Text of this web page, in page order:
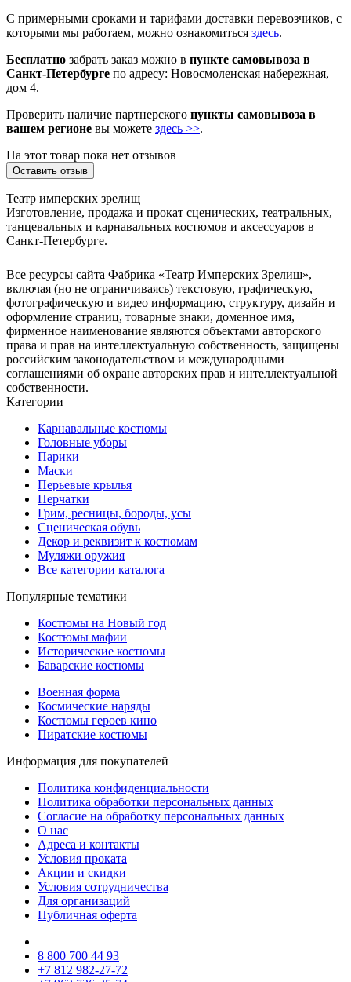
С примерными сроками и тарифами доставки перевозчиков, с
которыми мы работаем, можно ознакомиться здесь.
Бесплатно забрать заказ можно в пункте самовывоза в
Санкт-Петербурге по адресу: Новосмоленская набережная,
дом 4.
Проверить наличие партнерского пункты самовывоза в
вашем регионе вы можете здесь >>.
На этот товар пока нет отзывов
Оставить отзыв
Театр имперских зрелищ
Изготовление, продажа и прокат сценических, театральных,
танцевальных и карнавальных костюмов и аксессуаров в
Санкт-Петербурге.
Все ресурсы сайта Фабрика «Театр Имперских Зрелищ»,
включая (но не ограничиваясь) текстовую, графическую,
фотографическую и видео информацию, структуру, дизайн и
оформление страниц, товарные знаки, доменное имя,
фирменное наименование являются объектами авторского
права и прав на интеллектуальную собственность, защищены
российским законодательством и международными
соглашениями об охране авторских прав и интеллектуальной
собственности.
Категории
Карнавальные костюмы
Головные уборы
Парики
Маски
Перьевые крылья
Перчатки
Грим, ресницы, бороды, усы
Сценическая обувь
Декор и реквизит к костюмам
Муляжи оружия
Все категории каталога
Популярные тематики
Костюмы на Новый год
Костюмы мафии
Исторические костюмы
Баварские костюмы
Военная форма
Космические наряды
Костюмы героев кино
Пиратские костюмы
Информация для покупателей
Политика конфиденциальности
Политика обработки персональных данных
Согласие на обработку персональных данных
О нас
Адреса и контакты
Условия проката
Акции и скидки
Условия сотрудничества
Для организаций
Публичная оферта
8 800 700 44 93
+7 812 982-27-72